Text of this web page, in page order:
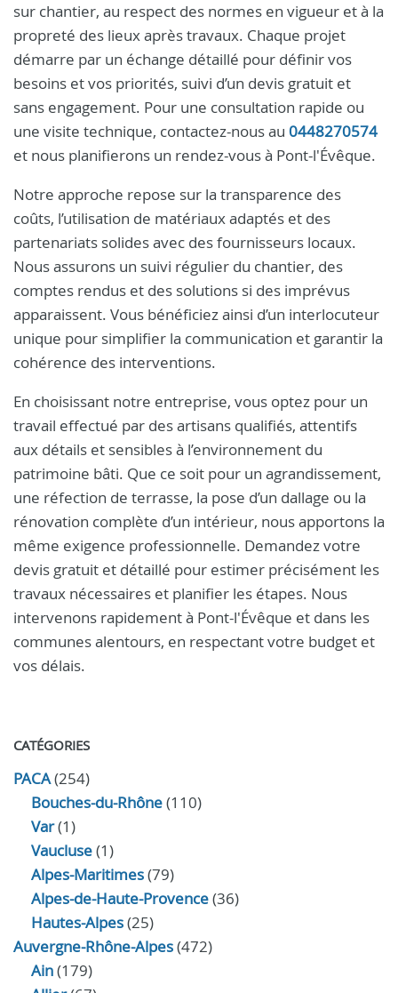
sur chantier, au respect des normes en vigueur et à la
propreté des lieux après travaux. Chaque projet
démarre par un échange détaillé pour définir vos
besoins et vos priorités, suivi d’un devis gratuit et
sans engagement. Pour une consultation rapide ou
une visite technique, contactez-nous au 0448270574
et nous planifierons un rendez-vous à Pont-l'Évêque.
Notre approche repose sur la transparence des
coûts, l’utilisation de matériaux adaptés et des
partenariats solides avec des fournisseurs locaux.
Nous assurons un suivi régulier du chantier, des
comptes rendus et des solutions si des imprévus
apparaissent. Vous bénéficiez ainsi d’un interlocuteur
unique pour simplifier la communication et garantir la
cohérence des interventions.
En choisissant notre entreprise, vous optez pour un
travail effectué par des artisans qualifiés, attentifs
aux détails et sensibles à l’environnement du
patrimoine bâti. Que ce soit pour un agrandissement,
une réfection de terrasse, la pose d’un dallage ou la
rénovation complète d’un intérieur, nous apportons la
même exigence professionnelle. Demandez votre
devis gratuit et détaillé pour estimer précisément les
travaux nécessaires et planifier les étapes. Nous
intervenons rapidement à Pont-l'Évêque et dans les
communes alentours, en respectant votre budget et
vos délais.
CATÉGORIES
PACA(254)
Bouches-du-Rhône(110)
Var(1)
Vaucluse(1)
Alpes-Maritimes(79)
Alpes-de-Haute-Provence(36)
Hautes-Alpes(25)
Auvergne-Rhône-Alpes(472)
Ain(179)